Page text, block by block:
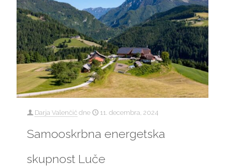
Darja Valenčič dne 11. decembra, 2024
Samooskrbna energetska
skupnost Luče